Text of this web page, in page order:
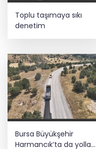
Toplu taşımaya sıkı
denetim
Bursa Büyükşehir
Harmancık’ta da yolları